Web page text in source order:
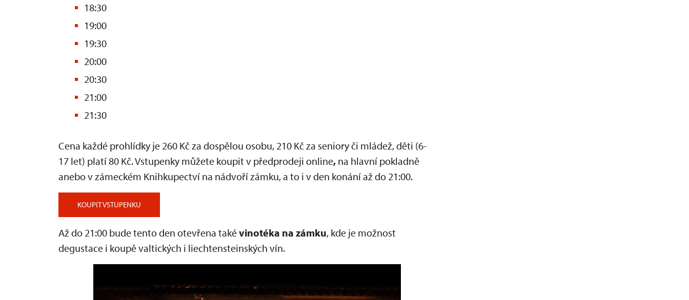
18:30
19:00
19:30
20:00
20:30
21:00
21:30
Cena každé prohlídky je 260 Kč za dospělou osobu, 210 Kč za seniory či mládež, děti (6-
17 let) platí 80 Kč. Vstupenky můžete koupit v předprodeji online, na hlavní pokladně
anebo v zámeckém Knihkupectví na nádvoří zámku, a to i v den konání až do 21:00.
KOUPIT VSTUPENKU
Až do 21:00 bude tento den otevřena takévinotéka na zámku, kde je možnost
degustace i koupě valtických i liechtensteinských vín.